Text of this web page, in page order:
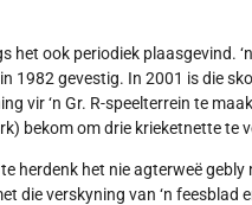
het ook periodiek plaasgevind.
1982 gevestig. In 2001 is die
vir ‘n Gr. R-speelterrein te
bekom om drie krieketnette te
herdenk het nie agterweë gebly
die verskyning van ‘n feesblad